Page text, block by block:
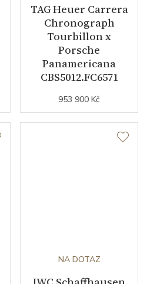
TAG Heuer Carrera
Chronograph
Tourbillon x
Porsche
Panamericana
CBS5012.FC6571
953 900 Kč
NA DOTAZ